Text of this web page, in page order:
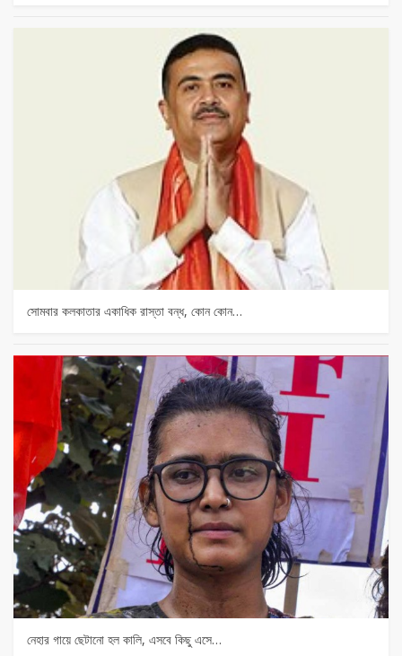
সোমবার কলকাতার একাধিক রাস্তা বন্ধ, কোন কোন…
নেহার গায়ে ছেটানো হল কালি, এসবে কিছু এসে…